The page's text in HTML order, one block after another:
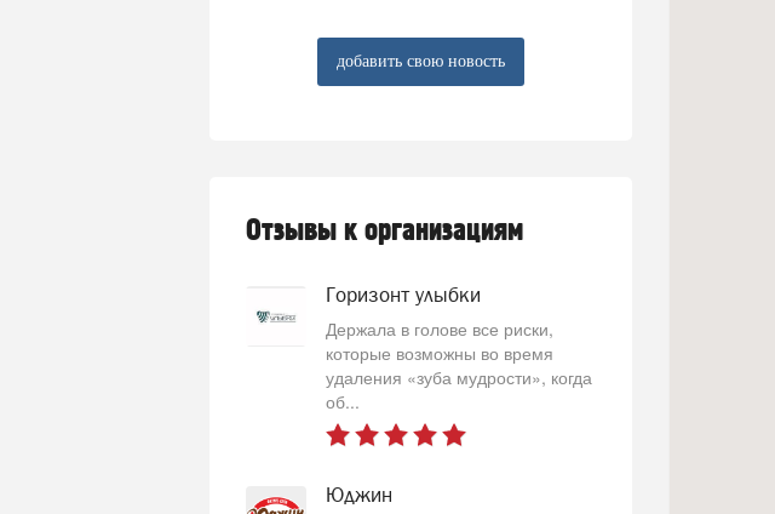
добавить свою новость
Отзывы к организациям
Горизонт улыбки
Держала в голове все риски,
которые возможны во время
удаления «зуба мудрости», когда
об...
Юджин